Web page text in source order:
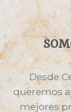
Desde
queremos
mejores